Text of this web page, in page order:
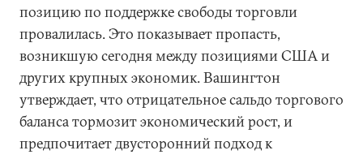
позицию по поддержке свободы торговли
провалилась. Это показывает пропасть,
возникшую сегодня между позициями США и
других крупных экономик. Вашингтон
утверждает, что отрицательное сальдо торгового
баланса тормозит экономический рост, и
предпочитает двусторонний подход к